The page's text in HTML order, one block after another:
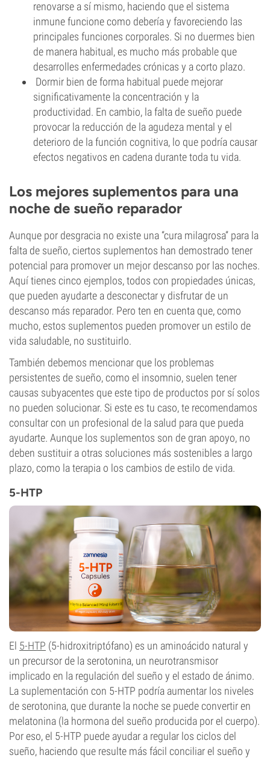
renovarse a sí mismo, haciendo que el sistema
inmune funcione como debería y favoreciendo las
principales funciones corporales. Si no duermes bien
de manera habitual, es mucho más probable que
desarrolles enfermedades crónicas y a corto plazo.
Dormir bien de forma habitual puede mejorar
significativamente la concentración y la
productividad. En cambio, la falta de sueño puede
provocar la reducción de la agudeza mental y el
deterioro de la función cognitiva, lo que podría causar
efectos negativos en cadena durante toda tu vida.
Los mejores suplementos para una
noche de sueño reparador
Aunque por desgracia no existe una “cura milagrosa” para la
falta de sueño, ciertos suplementos han demostrado tener
potencial para promover un mejor descanso por las noches.
Aquí tienes cinco ejemplos, todos con propiedades únicas,
que pueden ayudarte a desconectar y disfrutar de un
descanso más reparador. Pero ten en cuenta que, como
mucho, estos suplementos pueden promover un estilo de
vida saludable, no sustituirlo.
También debemos mencionar que los problemas
persistentes de sueño, como el insomnio, suelen tener
causas subyacentes que este tipo de productos por sí solos
no pueden solucionar. Si este es tu caso, te recomendamos
consultar con un profesional de la salud para que pueda
ayudarte. Aunque los suplementos son de gran apoyo, no
deben sustituir a otras soluciones más sostenibles a largo
plazo, como la terapia o los cambios de estilo de vida.
5-HTP
El 5-HTP (5-hidroxitriptófano) es un aminoácido natural y
un precursor de la serotonina, un neurotransmisor
implicado en la regulación del sueño y el estado de ánimo.
La suplementación con 5-HTP podría aumentar los niveles
de serotonina, que durante la noche se puede convertir en
melatonina (la hormona del sueño producida por el cuerpo).
Por eso, el 5-HTP puede ayudar a regular los ciclos del
sueño, haciendo que resulte más fácil conciliar el sueño y